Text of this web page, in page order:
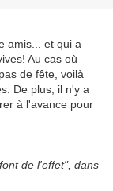
amis... et qui a
Au cas où
de fête, voilà
De plus, il n'y a
à l'avance pour
de l'effet", dans